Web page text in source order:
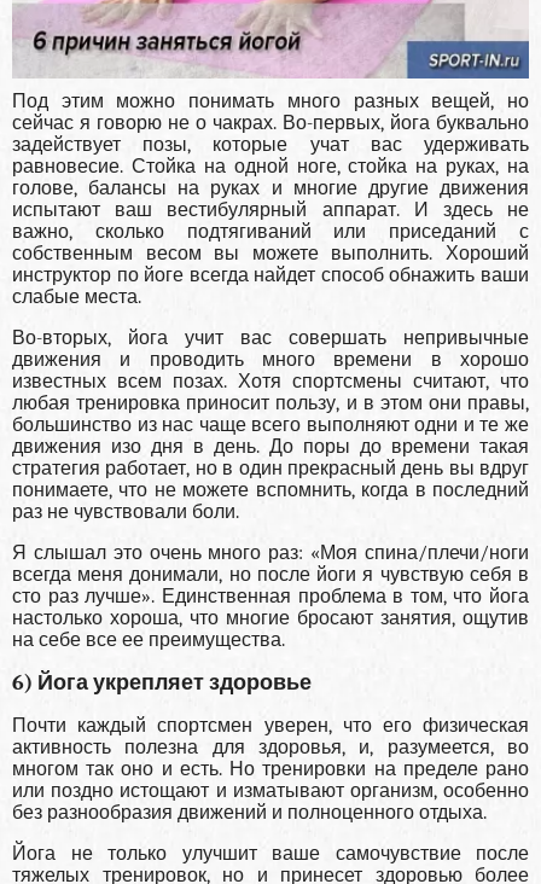
Под этим можно понимать много разных вещей, но
сейчас я говорю не о чакрах. Во-первых, йога буквально
задействует позы, которые учат вас удерживать
равновесие. Стойка на одной ноге, стойка на руках, на
голове, балансы на руках и многие другие движения
испытают ваш вестибулярный аппарат. И здесь не
важно, сколько подтягиваний или приседаний с
собственным весом вы можете выполнить. Хороший
инструктор по йоге всегда найдет способ обнажить ваши
слабые места.
Во-вторых, йога учит вас совершать непривычные
движения и проводить много времени в хорошо
известных всем позах. Хотя спортсмены считают, что
любая тренировка приносит пользу, и в этом они правы,
большинство из нас чаще всего выполняют одни и те же
движения изо дня в день. До поры до времени такая
стратегия работает, но в один прекрасный день вы вдруг
понимаете, что не можете вспомнить, когда в последний
раз не чувствовали боли.
Я слышал это очень много раз: «Моя спина/плечи/ноги
всегда меня донимали, но после йоги я чувствую себя в
сто раз лучше». Единственная проблема в том, что йога
настолько хороша, что многие бросают занятия, ощутив
на себе все ее преимущества.
6) Йога укрепляет здоровье
Почти каждый спортсмен уверен, что его физическая
активность полезна для здоровья, и, разумеется, во
многом так оно и есть. Но тренировки на пределе рано
или поздно истощают и изматывают организм, особенно
без разнообразия движений и полноценного отдыха.
Йога не только улучшит ваше самочувствие после
тяжелых тренировок, но и принесет здоровью более